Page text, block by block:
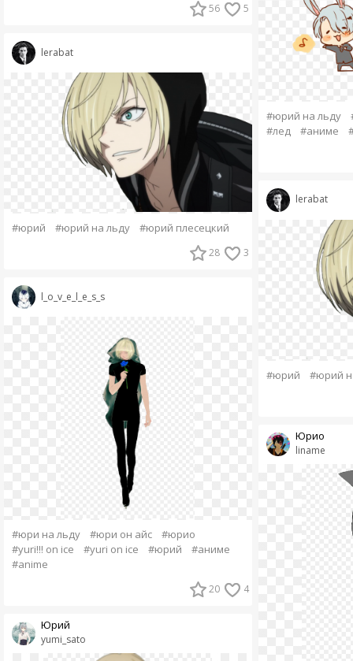
56 5
lerabat
#юрий #юрий на льду #юрий плесецкий
28 3
l_o_v_e_l_e_s_s
#юри на льду #юри он айс
#юрио
#yuri!!! on ice
#yuri on ice #юрий
#аниме
#anime
20 4
yumi_sato
Юрий
#юрий на льду
#лед
#аниме
lerabat
#юрий #юрий
liname
Юрио